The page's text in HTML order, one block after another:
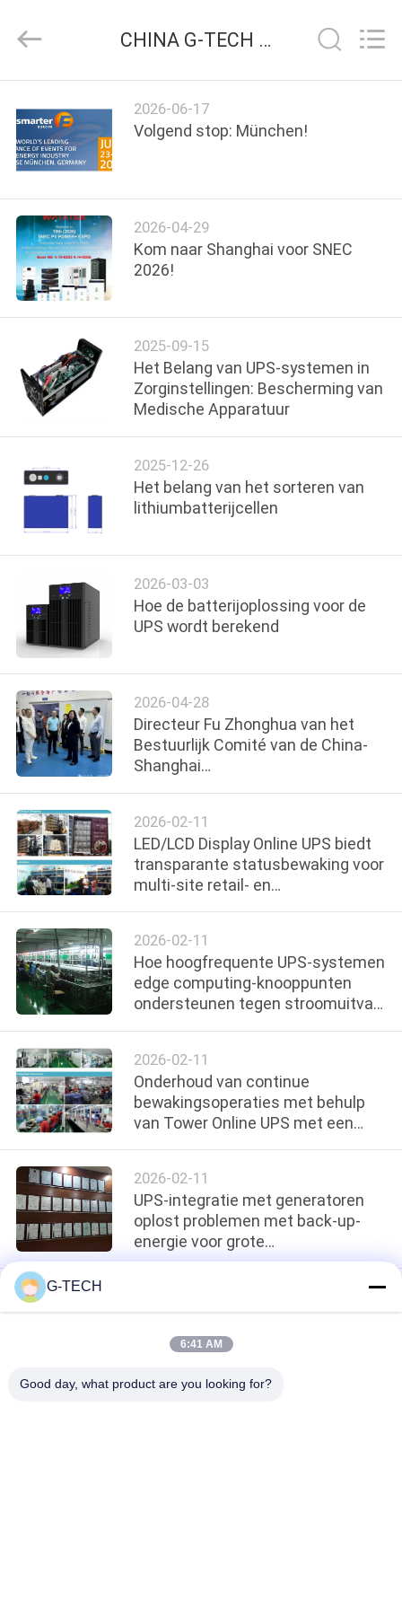
PRODUCTEN
OVER
ONS
FABRIEKSTOCHT
KWALITEITSCONTROLE
NEEM
CONTACT
MET
ONS
OP
NIEUWS
VRAAG
EEN
OFFERTE
SITEMAP
PRIVACYBELEID
POWER
GROUP.
Reserved.
CHINA G-TECH POWER GROUP bedrijf nieuws
2026-06-17
Volgend stop: München!
2026-04-29
Kom naar Shanghai voor SNEC
2026!
2025-09-15
Het Belang van UPS-systemen in
Zorginstellingen: Bescherming van
Medische Apparatuur
2025-12-26
Het belang van het sorteren van
lithiumbatterijcellen
2026-03-03
Hoe de batterijoplossing voor de
UPS wordt berekend
2026-04-28
Directeur Fu Zhonghua van het
Bestuurlijk Comité van de China-
Shanghai
Economische en
Handelssamenwerking bezoekt
Zhongke Jinqi Park voor Inspectie
en Begeleiding
2026-02-11
LED/LCD Display Online UPS biedt
transparante statusbewaking voor
multi-site retail- en
2026-02-11
Hoe hoogfrequente UPS-systemen
edge computing-knooppunten
ondersteunen tegen stroomuitval
2026-02-11
Onderhoud van continue
bewakingsoperaties met behulp
van Tower Online UPS met een
2026-02-11
UPS-integratie met generatoren
oplost problemen met back-up-
energie voor grote
bedrijfscampussen
populaire categorieën
G-TECH
6:41 AM
Good day, what product are you looking for?